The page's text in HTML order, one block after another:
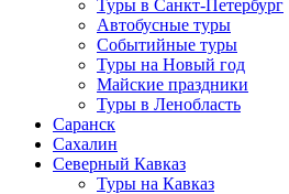
Туры в Санкт-Петербург
Автобусные туры
Событийные туры
Туры на Новый год
Майские праздники
Туры в Ленобласть
Саранск
Сахалин
Северный Кавказ
Туры на Кавказ